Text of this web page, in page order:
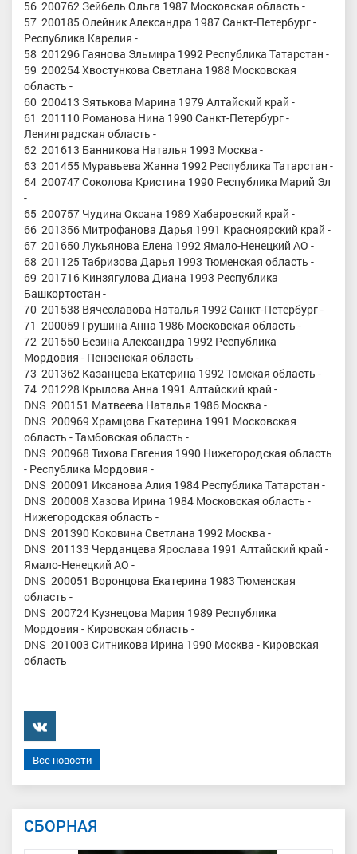
56 200762 Зейбель Ольга 1987 Московская область -
57 200185 Олейник Александра 1987 Санкт-Петербург -
Республика Карелия -
58 201296 Гаянова Эльмира 1992 Республика Татарстан -
59 200254 Хвостункова Светлана 1988 Московская
область -
60 200413 Зятькова Марина 1979 Алтайский край -
61 201110 Романова Нина 1990 Санкт-Петербург -
Ленинградская область -
62 201613 Банникова Наталья 1993 Москва -
63 201455 Муравьева Жанна 1992 Республика Татарстан -
64 200747 Соколова Кристина 1990 Республика Марий Эл
-
65 200757 Чудина Оксана 1989 Хабаровский край -
66 201356 Митрофанова Дарья 1991 Красноярский край -
67 201650 Лукьянова Елена 1992 Ямало-Ненецкий АО -
68 201125 Табризова Дарья 1993 Тюменская область -
69 201716 Кинзягулова Диана 1993 Республика
Башкортостан -
70 201538 Вячеславова Наталья 1992 Санкт-Петербург -
71 200059 Грушина Анна 1986 Московская область -
72 201550 Безина Александра 1992 Республика
Мордовия - Пензенская область -
73 201362 Казанцева Екатерина 1992 Томская область -
74 201228 Крылова Анна 1991 Алтайский край -
DNS 200151 Матвеева Наталья 1986 Москва -
DNS 200969 Храмцова Екатерина 1991 Московская
область - Тамбовская область -
DNS 200968 Тихова Евгения 1990 Нижегородская область
- Республика Мордовия -
DNS 200091 Иксанова Алия 1984 Республика Татарстан -
DNS 200008 Хазова Ирина 1984 Московская область -
Нижегородская область -
DNS 201390 Коковина Светлана 1992 Москва -
DNS 201133 Черданцева Ярослава 1991 Алтайский край -
Ямало-Ненецкий АО -
DNS 200051 Воронцова Екатерина 1983 Тюменская
область -
DNS 200724 Кузнецова Мария 1989 Республика
Мордовия - Кировская область -
DNS 201003 Ситникова Ирина 1990 Москва - Кировская
область
���������
Все новости
СБОРНАЯ